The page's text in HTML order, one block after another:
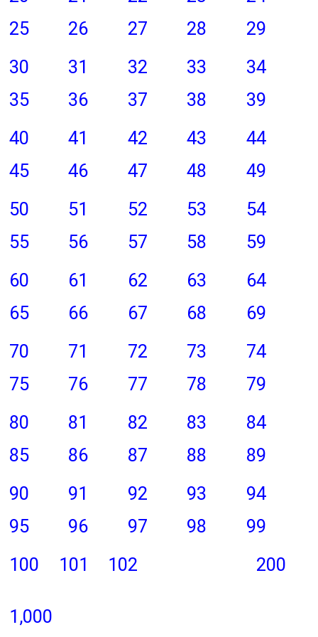
25
26 27 28
29
30
31 32 33
34
35
36 37 38
39
40
41 42 43
44
45
46 47 48
49
50
51 52 53
54
55
56 57 58
59
60
61 62 63
64
65
66 67 68
69
70
71 72 73
74
75
76 77 78
79
80
81 82 83
84
85
86 87 88
89
90
91 92 93
94
95
96 97 98
99
100
101 102 200
1,000